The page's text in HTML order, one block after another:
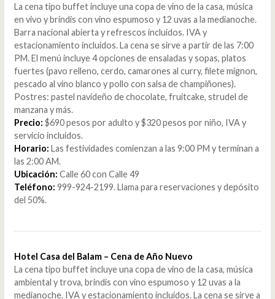
La cena tipo buffet incluye una copa de vino de la casa, música
en vivo y brindis con vino espumoso y 12 uvas a la medianoche.
Barra nacional abierta y refrescos incluidos. IVA y
estacionamiento incluidos. La cena se sirve a partir de las 7:00
PM. El menú incluye 4 opciones de ensaladas y sopas, platos
fuertes (pavo relleno, cerdo, camarones al curry, filete mignon,
pescado al vino blanco y pollo con salsa de champiñones).
Postres: pastel navideño de chocolate, fruitcake, strudel de
manzana y más.
Precio: $690 pesos por adulto y $320 pesos por niño, IVA y
servicio incluidos.
Horario: Las festividades comienzan a las 9:00 PM y terminan a
las 2:00 AM.
Ubicación: Calle 60 con Calle 49
Teléfono: 999-924-2199. Llama para reservaciones y depósito
del 50%.
Hotel Casa del Balam – Cena de Año Nuevo
La cena tipo buffet incluye una copa de vino de la casa, música
ambiental y trova, brindis con vino espumoso y 12 uvas a la
medianoche. IVA y estacionamiento incluidos. La cena se sirve a